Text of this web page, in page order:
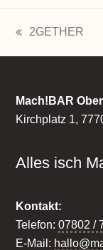
Beitrag:
2GETHER
Mach!BAR
Kirchplatz 1,
Alles isch
Kontakt:
Telefon:07802 /
E-Mail: